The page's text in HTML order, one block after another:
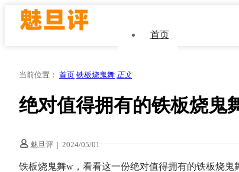
首页
当前位置： 首页 铁板烧鬼舞 正文
绝对值得拥有的铁板烧鬼
魅旦评 | 2024/05/01
铁板烧鬼舞w，看看这一份绝对值得拥有的铁板烧